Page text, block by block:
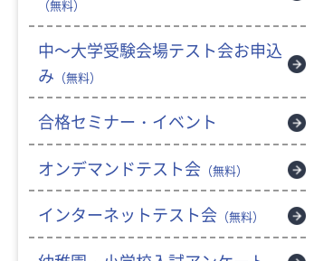
（無料）
中～大学受験会場テスト会お申込
み （無料）
合格セミナー・イベント
オンデマンドテスト会 （無料）
インターネットテスト会 （無料）